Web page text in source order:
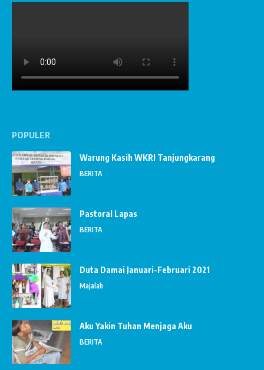
POPULER
Warung Kasih WKRI Tanjungkarang
BERITA
Pastoral Lapas
BERITA
Duta Damai Januari-Februari 2021
Majalah
Aku Yakin Tuhan Menjaga Aku
BERITA